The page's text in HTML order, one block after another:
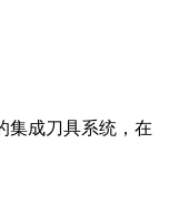
集成刀具系统，在